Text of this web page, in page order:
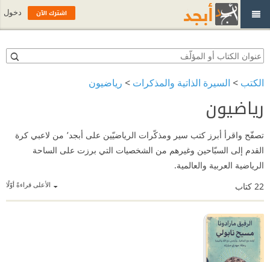
الكتب > السيرة الذاتية والمذكرات > رياضيون
رياضيون
تصفّح واقرأ أبرز كتب سير ومذكّرات الرياضيّين على أبجد٬ من لاعبي كرة
القدم إلى السبّاحين وغيرهم من الشخصيات التي برزت على الساحة
الرياضية العربية والعالمية.
الأعلى قراءةً أوّلًا 22 كتاب
اشترك الآن دخول